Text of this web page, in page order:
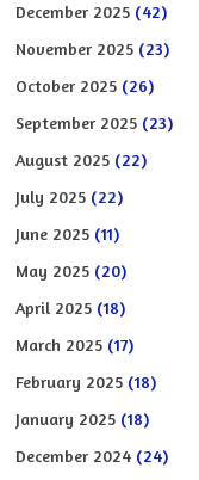
December 2025 (42)
November 2025 (23)
October 2025 (26)
September 2025 (23)
August 2025 (22)
July 2025 (22)
June 2025 (11)
May 2025 (20)
April 2025 (18)
March 2025 (17)
February 2025 (18)
January 2025 (18)
December 2024 (24)